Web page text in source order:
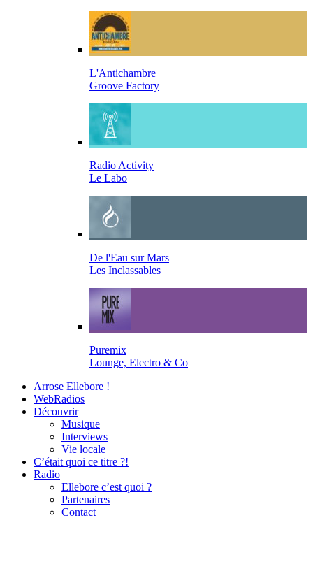
L'Antichambre
Groove Factory
Radio Activity
Le Labo
De l'Eau sur Mars
Les Inclassables
Puremix
Lounge, Electro & Co
Arrose Ellebore !
WebRadios
Découvrir
Musique
Interviews
Vie locale
C’était quoi ce titre ?!
Radio
Ellebore c’est quoi ?
Partenaires
Contact